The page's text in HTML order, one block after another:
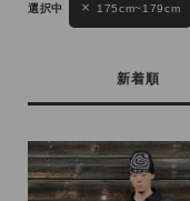
MENS
カテゴリ
175cm~179cm
新着順